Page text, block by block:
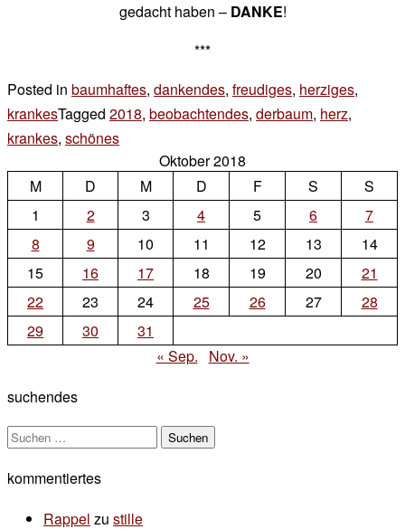
gedacht haben – DANKE!
***
Posted in baumhaftes, dankendes, freudiges, herziges,
krankesTagged 2018, beobachtendes, derbaum, herz,
krankes, schönes
morschen
Oktober 2018
M
D M D F S
S
1
2 3 4 5 6
7
8
9 10 11 12 13
14
15
16 17 18 19 20
21
22
23 24 25 26 27
28
29
30
31
« Sep.
Nov. »
suchendes
Suchen
kommentiertes
Rappel zu stille